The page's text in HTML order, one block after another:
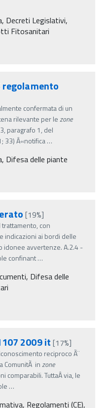
Decreti Legislativi,
Fitosanitari
regolamento
confermata di un
rilevante per lezone
paragrafo 1, del
33) Â«notifica…
Difesa delle piante
[19%]
con
indicazioni ai bordi delle
avvertenze. A.2.4 -
confinant…
Difesa delle
2009 it [17%]
reciproco Ã¨
ComunitÃ inzone
comparabili. TuttaÂ­ via, le
…
Regolamenti (CE),